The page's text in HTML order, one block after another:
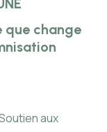
que change
aux